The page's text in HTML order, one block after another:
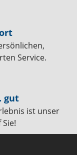
Service.
gut
ist unser